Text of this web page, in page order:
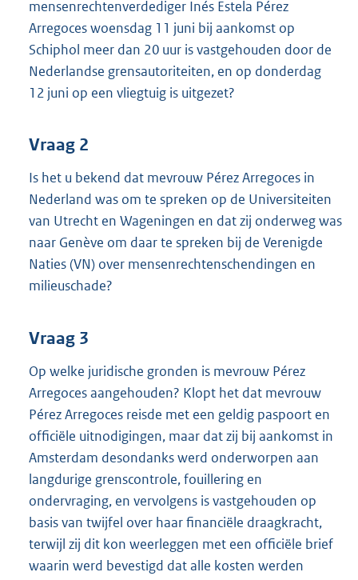
mensenrechtenverdediger Inés Estela Pérez
Arregoces woensdag 11 juni bij aankomst op
Schiphol meer dan 20 uur is vastgehouden door de
Nederlandse grensautoriteiten, en op donderdag
12 juni op een vliegtuig is uitgezet?
Vraag 2
Is het u bekend dat mevrouw Pérez Arregoces in
Nederland was om te spreken op de Universiteiten
van Utrecht en Wageningen en dat zij onderweg was
naar Genève om daar te spreken bij de Verenigde
Naties (VN) over mensenrechtenschendingen en
milieuschade?
Vraag 3
Op welke juridische gronden is mevrouw Pérez
Arregoces aangehouden? Klopt het dat mevrouw
Pérez Arregoces reisde met een geldig paspoort en
officiële uitnodigingen, maar dat zij bij aankomst in
Amsterdam desondanks werd onderworpen aan
langdurige grenscontrole, fouillering en
ondervraging, en vervolgens is vastgehouden op
basis van twijfel over haar financiële draagkracht,
terwijl zij dit kon weerleggen met een officiële brief
waarin werd bevestigd dat alle kosten werden